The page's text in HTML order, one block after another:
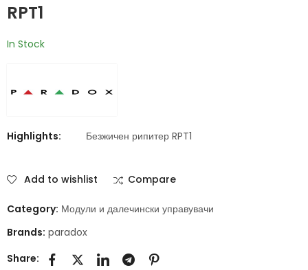
RPT1
In Stock
Highlights: Безжичен рипитер RPT1
Add to wishlist Compare
Category: Модули и далечински управувачи
Brands: paradox
Share: